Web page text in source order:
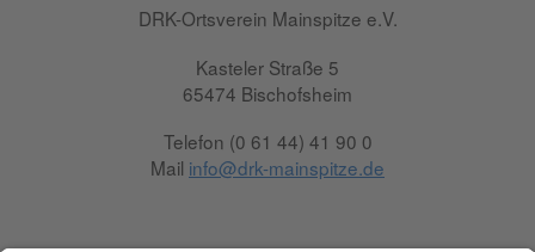
DRK-Ortsverein Mainspitze e.V.
Kasteler Straße 5
65474 Bischofsheim
Telefon (0 61 44) 41 90 0
Mail info@drk-mainspitze.de